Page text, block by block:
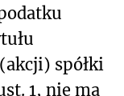
spółki
1, nie ma